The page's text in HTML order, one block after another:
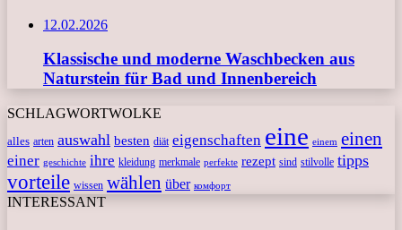
12.02.2026
Klassische und moderne Waschbecken aus
Naturstein für Bad und Innenbereich
SCHLAGWORTWOLKE
alles arten auswahl besten diät eigenschaften eine einem einen
einer geschichte ihre kleidung merkmale perfekte rezept sind stilvolle tipps
vorteile wissen wählen über комфорт
INTERESSANT